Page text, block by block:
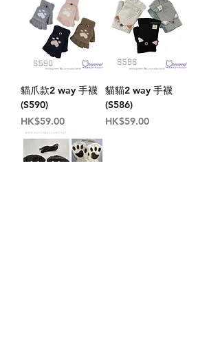
貓爪款2 way 手襪
(S590)
價格
HK$59.00
貓貓2 way 手襪
(S586)
價格
HK$59.00